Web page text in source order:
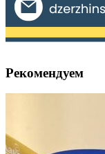
Рекомендуем